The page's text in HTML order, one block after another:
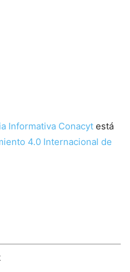
Informativa Conacyt está
4.0 Internacional de